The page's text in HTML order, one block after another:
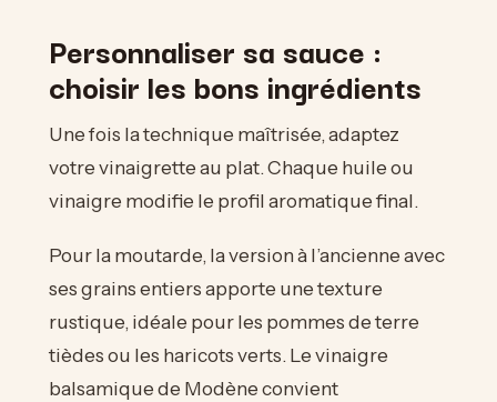
Personnaliser sa sauce :
choisir les bons ingrédients
Une fois la technique maîtrisée, adaptez
votre vinaigrette au plat. Chaque huile ou
vinaigre modifie le profil aromatique final.
Pour la moutarde, la version à l’ancienne avec
ses grains entiers apporte une texture
rustique, idéale pour les pommes de terre
tièdes ou les haricots verts. Le vinaigre
balsamique de Modène convient